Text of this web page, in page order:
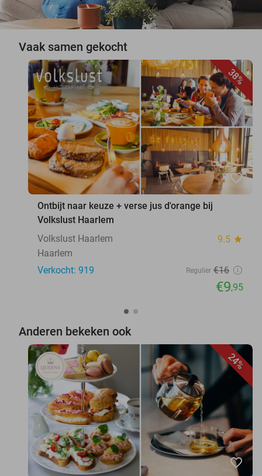
Vaak samen gekocht
38%
favorite_border
Ontbijt naar keuze + verse jus d'orange bij
Volkslust Haarlem
Volkslust Haarlem
9.5 star
Haarlem
Verkocht: 919
Regulier €16
€9,95
Anderen bekeken ook
24%
favorite_border